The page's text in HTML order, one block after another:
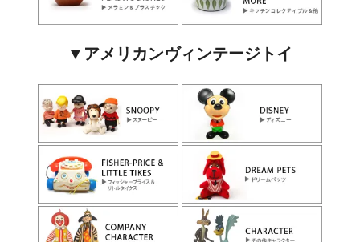
▼アメリカンヴィンテージトイ